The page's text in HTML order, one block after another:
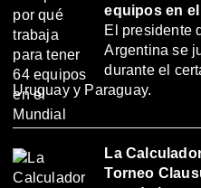
equipos en
El presidente
Argentina se
durante el
Uruguay y Paraguay.
La
Torneo